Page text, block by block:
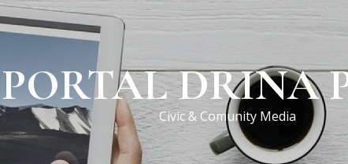
PORTAL DRINA
Civic & Comunity Media